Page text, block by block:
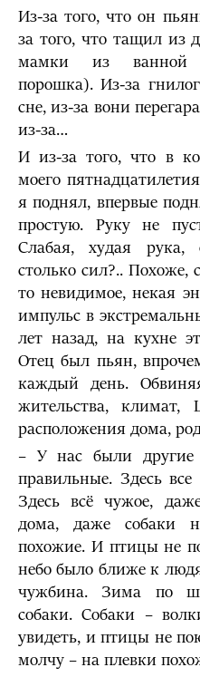
Из-за того, что он
за того, что тащил из
мамки из ванной
порошка). Из-за
сне, из-за вони
из-за…
И из-за того, что в
моего
я поднял, впервые
простую. Руку не
Слабая, худая рука,
столько сил?.. Похоже,
то невидимое, некая
импульс в
лет назад, на кухне
Отец был пьян,
каждый день.
жительства, климат,
расположения дома,
– У нас были
правильные. Здесь
Здесь всё чужое,
дома, даже собаки
похожие. И птицы не
небо было ближе к
чужбина. Зима по
собаки. Собаки –
увидеть, и птицы не
молчу – на плевки